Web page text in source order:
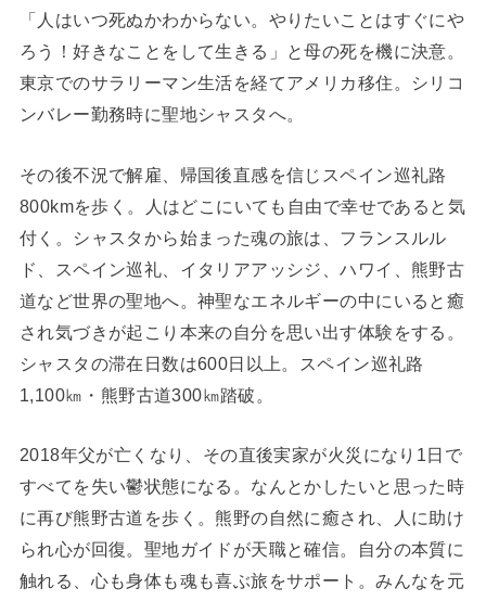
「人はいつ死ぬかわからない。やりたいことはすぐにや
ろう！好きなことをして生きる」と母の死を機に決意。
東京でのサラリーマン生活を経てアメリカ移住。シリコ
ンバレー勤務時に聖地シャスタへ。
その後不況で解雇、帰国後直感を信じスペイン巡礼路
800kmを歩く。人はどこにいても自由で幸せであると気
付く。シャスタから始まった魂の旅は、フランスルル
ド、スペイン巡礼、イタリアアッシジ、ハワイ、熊野古
道など世界の聖地へ。神聖なエネルギーの中にいると癒
され気づきが起こり本来の自分を思い出す体験をする。
シャスタの滞在日数は600日以上。スペイン巡礼路
1,100㎞・熊野古道300㎞踏破。
2018年父が亡くなり、その直後実家が火災になり1日で
すべてを失い鬱状態になる。なんとかしたいと思った時
に再び熊野古道を歩く。熊野の自然に癒され、人に助け
られ心が回復。聖地ガイドが天職と確信。自分の本質に
触れる、心も身体も魂も喜ぶ旅をサポート。みんなを元